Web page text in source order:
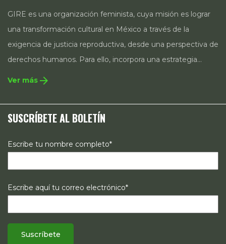
GIRE es una organización feminista, cuya misión es lograr
una transformación cultural en México a través de la
exigencia de justicia reproductiva, desde una perspectiva de
derechos humanos. Para ello, incorpora una estrategia
integral que contempla la incidencia en legislación y
estrategias de comunicación e investigación sobre el
estado de los derechos reproductivos en México.
Ver más arrow_forward
SUSCRÍBETE AL BOLETÍN
Escribe tu nombre completo*
Escribe aquí tu correo electrónico*